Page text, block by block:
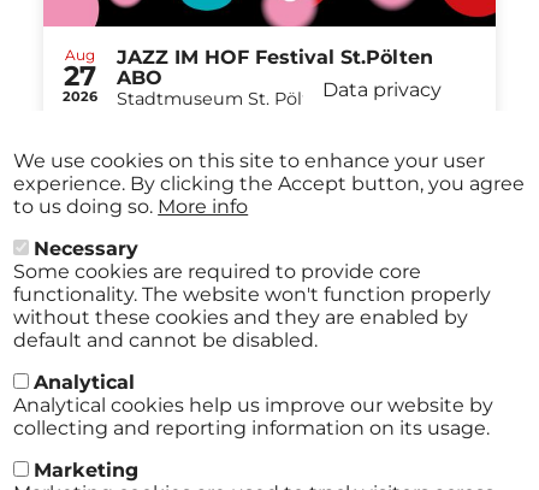
Aug
27
2026
29
2026
JAZZ IM HOF Festival St.Pölten
ABO
Stadtmuseum St. Pölten St.Pölten
All events
Data privacy
We use cookies on this site to enhance your user
experience. By clicking the Accept button, you agree
to us doing so. More info
Necessary
Some cookies are required to provide core
functionality. The website won't function properly
without these cookies and they are enabled by
default and cannot be disabled.
Analytical
Analytical cookies help us improve our website by
collecting and reporting information on its usage.
Marketing